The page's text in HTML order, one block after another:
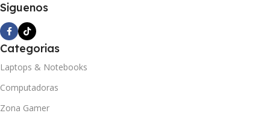
Siguenos
Categorias
Laptops & Notebooks
Computadoras
Zona Gamer